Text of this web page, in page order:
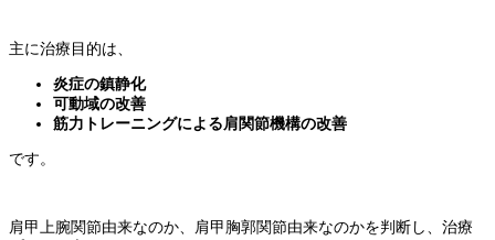
主に治療目的は、
炎症の鎮静化
可動域の改善
筋力トレーニングによる肩関節機構の改善
です。
肩甲上腕関節由来なのか、肩甲胸郭関節由来なのかを判断し、治療